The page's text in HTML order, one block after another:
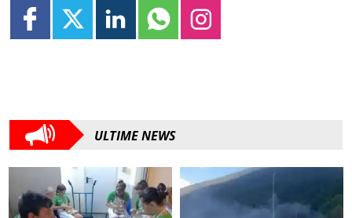
ULTIME NEWS